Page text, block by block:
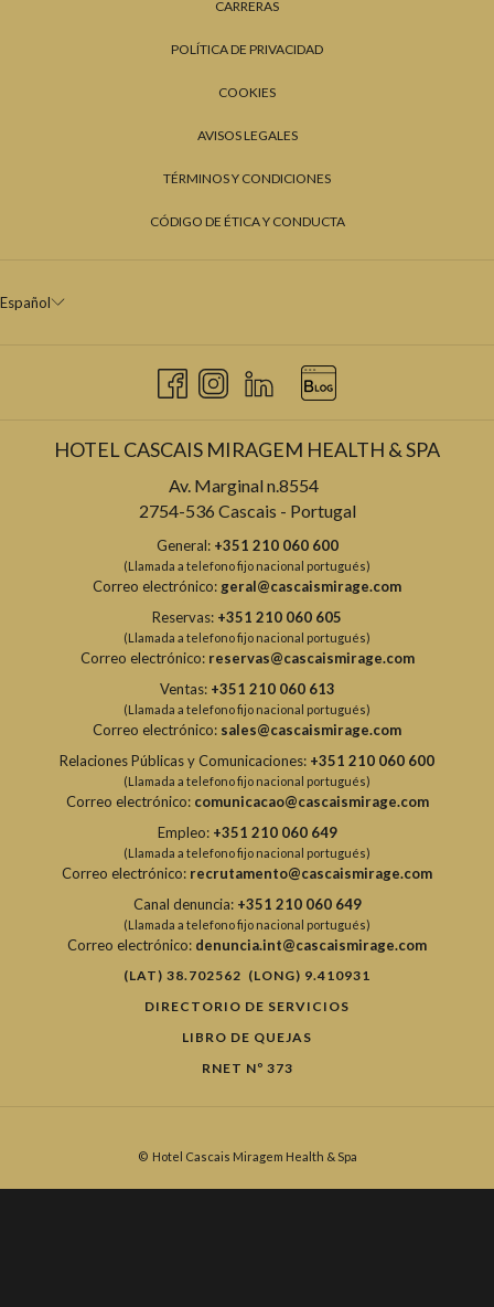
CARRERAS
POLÍTICA DE PRIVACIDAD
COOKIES
AVISOS LEGALES
TÉRMINOS Y CONDICIONES
CÓDIGO DE ÉTICA Y CONDUCTA
Español
HOTEL CASCAIS MIRAGEM HEALTH & SPA
Av. Marginal n.8554
2754-536 Cascais - Portugal
General: +351 210 060 600
(Llamada a telefono fijo nacional portugués)
Correo electrónico: geral@cascaismirage.com
Reservas: +351 210 060 605
(Llamada a telefono fijo nacional portugués)
Correo electrónico: reservas@cascaismirage.com
Ventas: +351 210 060 613
(Llamada a telefono fijo nacional portugués)
Correo electrónico: sales@cascaismirage.com
Relaciones Públicas y Comunicaciones: +351 210 060 600
(Llamada a telefono fijo nacional portugués)
Correo electrónico: comunicacao@cascaismirage.com
Empleo: +351 210 060 649
(Llamada a telefono fijo nacional portugués)
Correo electrónico: recrutamento@cascaismirage.com
Canal denuncia: +351 210 060 649
(Llamada a telefono fijo nacional portugués)
Correo electrónico: denuncia.int@cascaismirage.com
(LAT) 38.702562 (LONG) 9.410931
DIRECTORIO DE SERVICIOS
LIBRO DE QUEJAS
RNET Nº 373
© Hotel Cascais Miragem Health & Spa